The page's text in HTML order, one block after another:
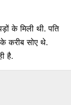
के मिली थी. पति
करीब सोए थे.
है.